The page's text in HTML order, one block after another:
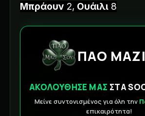
Μπράουν 2, Ουάιλι 8
ΠΑΟ
ΑΚΟΛΟΥΘΗΣΕ ΜΑΣ ΣΤΑ
Μείνε συντονισμένος για όλη την
επικαιρότητα!